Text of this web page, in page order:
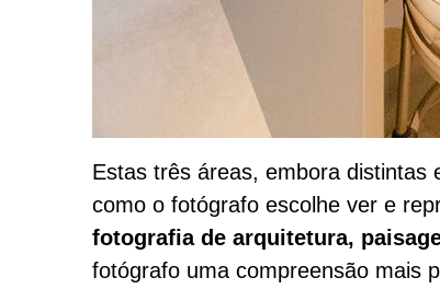
Estas três áreas, embora distintas
como o fotógrafo escolhe ver e
fotografia de arquitetura,
fotógrafo uma compreensão mais